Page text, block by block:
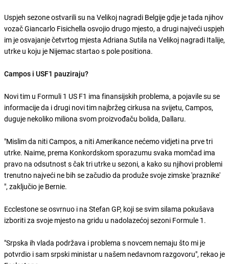
Uspjeh sezone ostvarili su na Velikoj nagradi Belgije gdje je tada njihov
vozač Giancarlo Fisichella osvojio drugo mjesto, a drugi najveći uspjeh
im je osvajanje četvrtog mjesta Adriana Sutila na Velikoj nagradi Italije,
utrke u koju je Nijemac startao s pole positiona.
Campos i USF1 pauziraju?
Novi tim u Formuli 1 US F1 ima finansijskih problema, a pojavile su se
informacije da i drugi novi tim najbržeg cirkusa na svijetu, Campos,
duguje nekoliko miliona svom proizvođaču bolida, Dallaru.
"Mislim da niti Campos, a niti Amerikance nećemo vidjeti na prve tri
utrke. Naime, prema Konkordskom sporazumu svaka momčad ima
pravo na odsutnost s čak tri utrke u sezoni, a kako su njihovi problemi
trenutno najveći ne bih se začudio da produže svoje zimske 'praznike'
", zaključio je Bernie.
Ecclestone se osvrnuo i na Stefan GP, koji se svim silama pokušava
izboriti za svoje mjesto na gridu u nadolazećoj sezoni Formule 1.
"Srpska ih vlada podržava i problema s novcem nemaju što mi je
potvrdio i sam srpski ministar u našem nedavnom razgovoru", rekao je